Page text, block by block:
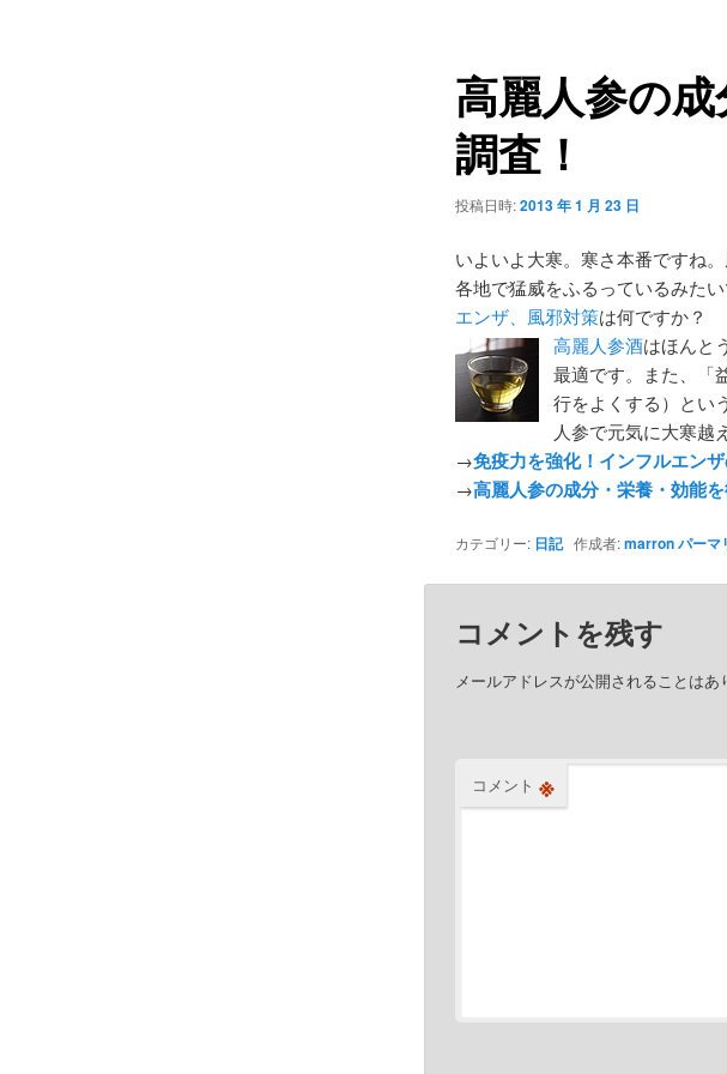
高麗人参の
調査！
投稿日時:2013 年 1 月 23 日
いよいよ大寒。寒さ本番ですね
各地で猛威をふるっているみた
エンザ、風邪対策は何ですか？
高麗人参酒はほんと
最適です。また、「
行をよくする）とい
人参で元気に大寒越
→免疫力を強化！インフルエン
→高麗人参の成分・栄養・効能を
カテゴリー: 日記作成者:marronパーマ
コメントを残す
メールアドレスが公開されることはあ
コメント ※